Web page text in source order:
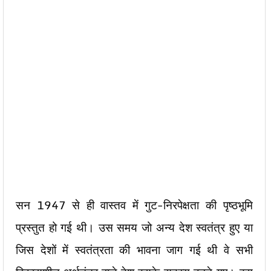
सन 1947 से ही वास्तव में गुट-निरपेक्षता की पृष्ठभूमि
प्रस्तुत हो गई थी। उस समय जो अन्य देश स्वतंत्र हुए या
जिस देशों में स्वतंत्रता की भावना जाग गई थी वे सभी